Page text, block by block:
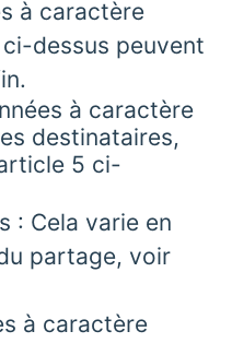
à caractère
dessus peuvent
à caractère
destinataires,
5 ci-
: Cela varie en
partage, voir
à caractère